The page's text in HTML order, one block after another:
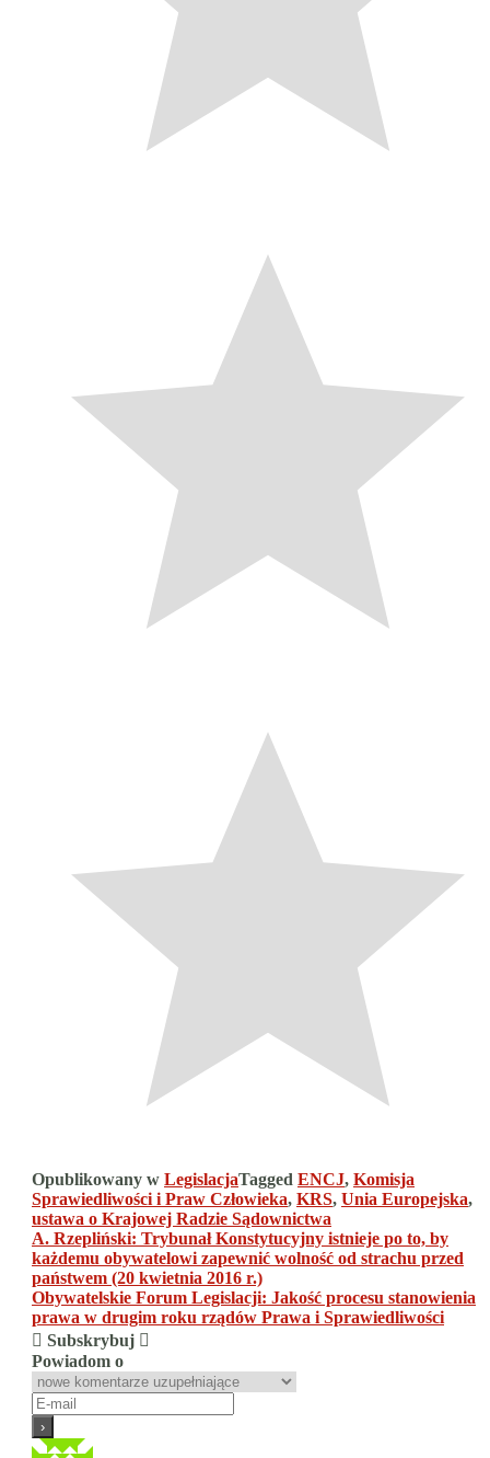
Opublikowany w LegislacjaTagged ENCJ, Komisja
Sprawiedliwości i Praw Człowieka, KRS, Unia Europejska,
ustawa o Krajowej Radzie Sądownictwa
Nawigacja
wpisu
A. Rzepliński: Trybunał Konstytucyjny istnieje po to, by
każdemu obywatelowi zapewnić wolność od strachu przed
państwem (20 kwietnia 2016 r.)
Obywatelskie Forum Legislacji: Jakość procesu stanowienia
prawa w drugim roku rządów Prawa i Sprawiedliwości
Subskrybuj
Powiadom o